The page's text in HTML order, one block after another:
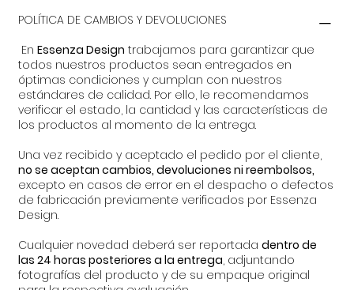
POLÍTICA DE CAMBIOS Y DEVOLUCIONES
EnEssenza Design trabajamos para garantizar que
todos nuestros productos sean entregados en
óptimas condiciones y cumplan con nuestros
estándares de calidad. Por ello, le recomendamos
verificar el estado, la cantidad y las características de
los productos al momento de la entrega.
Una vez recibido y aceptado el pedido por el cliente,
no se aceptan cambios, devoluciones ni reembolsos,
excepto en casos de error en el despacho o defectos
de fabricación previamente verificados por Essenza
Design.
Cualquier novedad deberá ser reportadadentro de
las 24 horas posteriores a la entrega, adjuntando
fotografías del producto y de su empaque original